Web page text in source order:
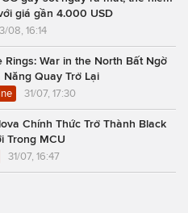
giá gần 4.000 USD
08, 16:14
Rings: War in the North Bất Ngờ
Năng Quay Trở Lại
31/07, 17:30
Chính Thức Trở Thành Black
Trong MCU
31/07, 16:47